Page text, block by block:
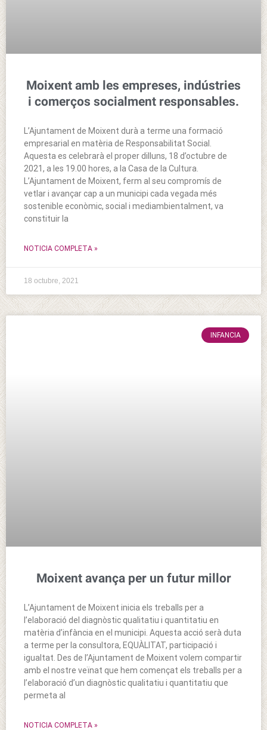
Moixent amb les empreses, indústries
i comerços socialment responsables.
L’Ajuntament de Moixent durà a terme una formació
empresarial en matèria de Responsabilitat Social.
Aquesta es celebrarà el proper dilluns, 18 d’octubre de
2021, a les 19.00 hores, a la Casa de la Cultura.
L’Ajuntament de Moixent, ferm al seu compromís de
vetlar i avançar cap a un municipi cada vegada més
sostenible econòmic, social i mediambientalment, va
constituir la
NOTICIA COMPLETA »
18 octubre, 2021
INFANCIA
Moixent avança per un futur millor
L’Ajuntament de Moixent inicia els treballs per a
l’elaboració del diagnòstic qualitatiu i quantitatiu en
matèria d’infància en el municipi. Aquesta acció serà duta
a terme per la consultora, EQUÀLITAT, participació i
igualtat. Des de l’Ajuntament de Moixent volem compartir
amb el nostre veïnat que hem començat els treballs per a
l’elaboració d’un diagnòstic qualitatiu i quantitatiu que
permeta al
NOTICIA COMPLETA »